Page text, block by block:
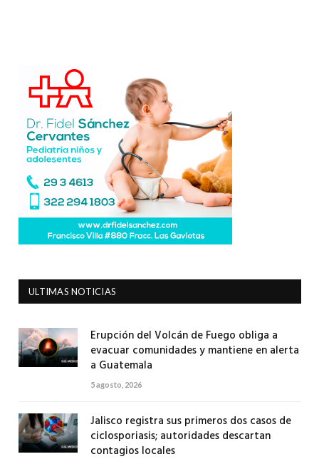
ULTIMAS NOTICIAS
Erupción del Volcán de Fuego obliga a
evacuar comunidades y mantiene en alerta
a Guatemala
5 agosto, 2026
Jalisco registra sus primeros dos casos de
ciclosporiasis; autoridades descartan
contagios locales